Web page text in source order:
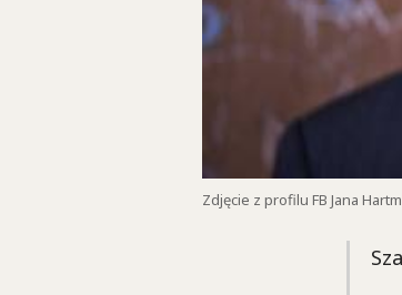
Zdjęcie z profilu FB Jana